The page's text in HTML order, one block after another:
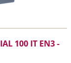
100 IT EN3 -